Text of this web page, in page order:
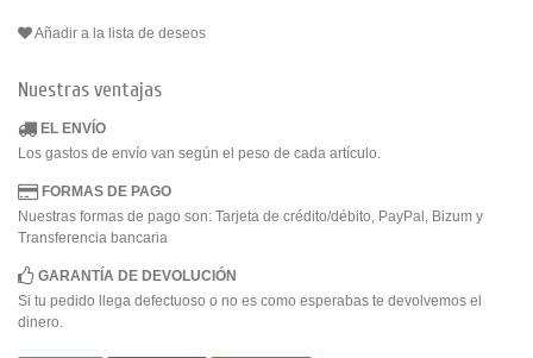
Añadir a la lista de deseos
Nuestras ventajas
EL ENVÍO
Los gastos de envío van según el peso de cada artículo.
FORMAS DE PAGO
Nuestras formas de pago son: Tarjeta de crédito/débito, PayPal, Bizum y
Transferencia bancaria
GARANTÍA DE DEVOLUCIÓN
Si tu pedido llega defectuoso o no es como esperabas te devolvemos el
dinero.